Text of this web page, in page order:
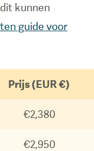
kunnen
guide voor
Prijs (EUR €)
€2,380
€2,950